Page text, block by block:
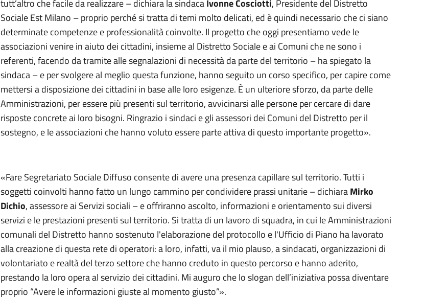
tutt’altro che facile da realizzare – dichiara la sindacaIvonne Cosciotti, Presidente del Distretto
Sociale Est Milano – proprio perché si tratta di temi molto delicati, ed è quindi necessario che ci siano
determinate competenze e professionalità coinvolte. Il progetto che oggi presentiamo vede le
associazioni venire in aiuto dei cittadini, insieme al Distretto Sociale e ai Comuni che ne sono i
referenti, facendo da tramite alle segnalazioni di necessità da parte del territorio – ha spiegato la
sindaca – e per svolgere al meglio questa funzione, hanno seguito un corso specifico, per capire come
mettersi a disposizione dei cittadini in base alle loro esigenze. È un ulteriore sforzo, da parte delle
Amministrazioni, per essere più presenti sul territorio, avvicinarsi alle persone per cercare di dare
risposte concrete ai loro bisogni. Ringrazio i sindaci e gli assessori dei Comuni del Distretto per il
sostegno, e le associazioni che hanno voluto essere parte attiva di questo importante progetto».
«Fare Segretariato Sociale Diffuso consente di avere una presenza capillare sul territorio. Tutti i
soggetti coinvolti hanno fatto un lungo cammino per condividere prassi unitarie – dichiaraMirko
Dichio, assessore ai Servizi sociali – e offriranno ascolto, informazioni e orientamento sui diversi
servizi e le prestazioni presenti sul territorio. Si tratta di un lavoro di squadra, in cui le Amministrazioni
comunali del Distretto hanno sostenuto l'elaborazione del protocollo e l'Ufficio di Piano ha lavorato
alla creazione di questa rete di operatori: a loro, infatti, va il mio plauso, a sindacati, organizzazioni di
volontariato e realtà del terzo settore che hanno creduto in questo percorso e hanno aderito,
prestando la loro opera al servizio dei cittadini. Mi auguro che lo slogan dell’iniziativa possa diventare
proprio “Avere le informazioni giuste al momento giusto”».